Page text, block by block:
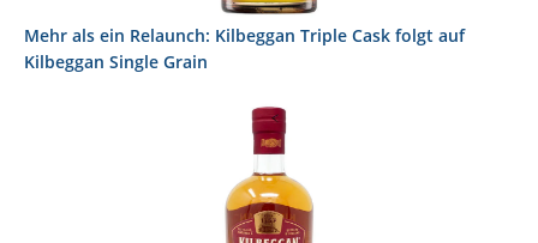
Mehr als ein Relaunch: Kilbeggan Triple Cask folgt auf
Kilbeggan Single Grain